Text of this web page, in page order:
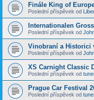
Finále King of
Poslední příspěvek od
Internationalen
Poslední příspěvek od
Vinobraní a Historici
Poslední příspěvek od
XS Carnight Classic
Poslední příspěvek od
Prague Car Festival
Poslední příspěvek od